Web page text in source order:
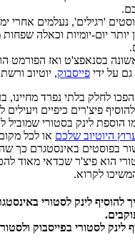
'רגילים', נעלמים אחרי
יותר יום-יומיות וכאלה
בסנאפצ'ט ואז הפורמט
על ידי פייסבוק, יוטיוב
לחלק בלתי נפרד מחיינו,
פיצ'רים כיפיים ויעילים
הוספת לינק בסטורי
היוטיוב שלכם או לכל
בפוסטים באינסטגרם כך
הוא פיצ'ר שכדאי מאוד
לקרוא.
להוסיף לינק לסטורי
לינק לסטורי בפייסבוק